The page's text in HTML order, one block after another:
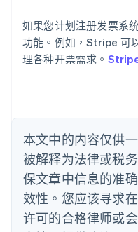
如果您计划注册发票系
功能。例如，Stripe 可
理各种开票需求。
本文中的内容仅供
被解释为法律或税
保文章中信息的准
效性。您应该寻求
许可的合格律师或
Português English
保加利亚
English
比利时
丹麦
English
德国
DeutschEnglish
法国
Français English
芬兰
English Svenska